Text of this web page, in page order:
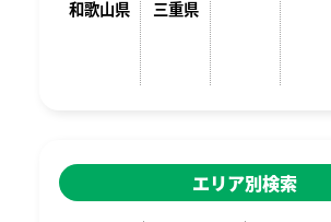
和歌山県
三重県
エリア別検索